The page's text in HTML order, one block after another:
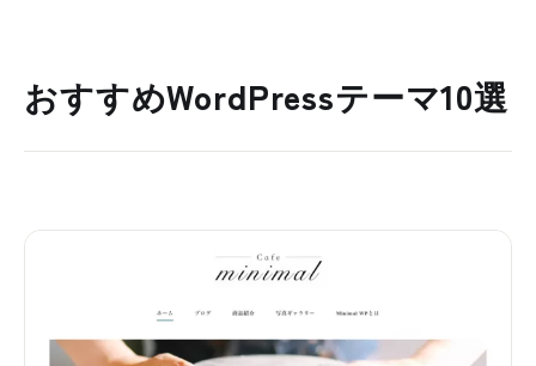
おすすめWordPressテーマ10選